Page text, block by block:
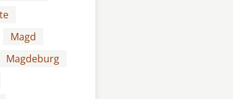
Magd
Magdeburg